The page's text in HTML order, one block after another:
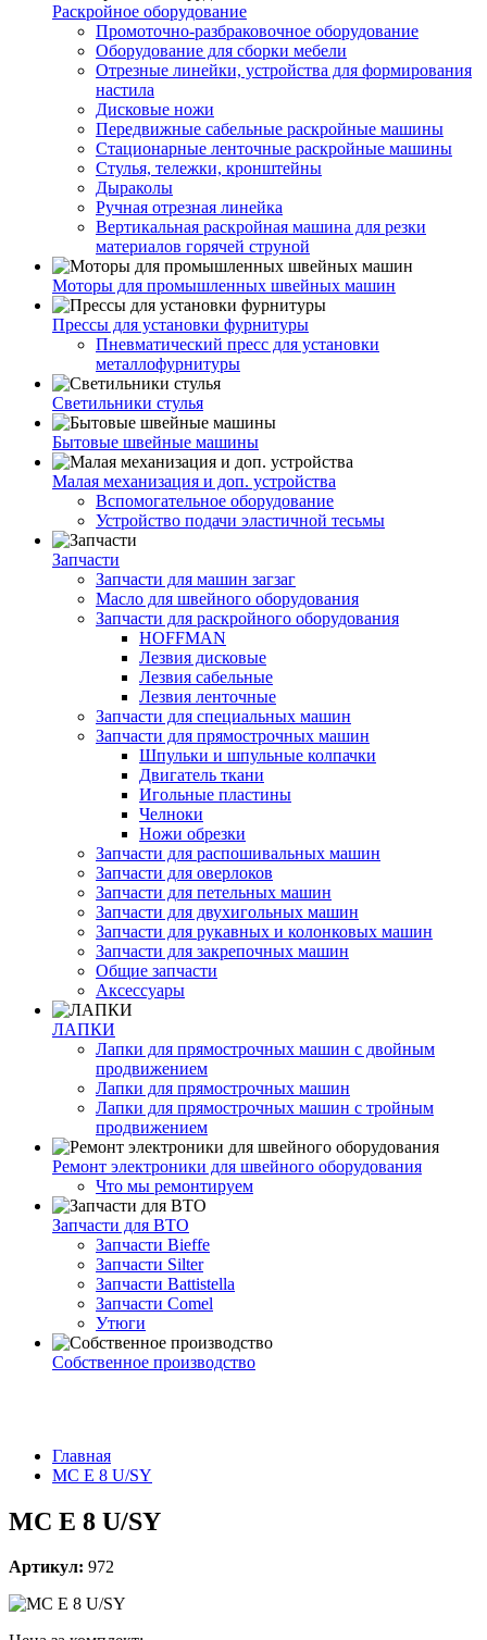
Раскройное оборудование
Промоточно-разбраковочное оборудование
Оборудование для сборки мебели
Отрезные линейки, устройства для формирования
настила
Дисковые ножи
Передвижные сабельные раскройные машины
Стационарные ленточные раскройные машины
Стулья, тележки, кронштейны
Дыраколы
Ручная отрезная линейка
Вертикальная раскройная машина для резки
материалов горячей струной
Моторы для промышленных швейных машин
Прессы для установки фурнитуры
Пневматический пресс для установки
металлофурнитуры
Светильники стулья
Бытовые швейные машины
Малая механизация и доп. устройства
Вспомогательное оборудование
Устройство подачи эластичной тесьмы
Запчасти
Запчасти для машин загзаг
Масло для швейного оборудования
Запчасти для раскройного оборудования
HOFFMAN
Лезвия дисковые
Лезвия сабельные
Лезвия ленточные
Запчасти для специальных машин
Запчасти для прямострочных машин
Шпульки и шпульные колпачки
Двигатель ткани
Игольные пластины
Челноки
Ножи обрезки
Запчасти для распошивальных машин
Запчасти для оверлоков
Запчасти для петельных машин
Запчасти для двухигольных машин
Запчасти для рукавных и колонковых машин
Запчасти для закрепочных машин
Общие запчасти
Аксессуары
ЛАПКИ
Лапки для прямострочных машин с двойным
продвижением
Лапки для прямострочных машин
Лапки для прямострочных машин с тройным
продвижением
Ремонт электроники для швейного оборудования
Что мы ремонтируем
Запчасти для ВТО
Запчасти Bieffe
Запчасти Silter
Запчасти Battistella
Запчасти Comel
Утюги
Собственное производство
Главная
MC E 8 U/SY
MC E 8 U/SY
Артикул: 972